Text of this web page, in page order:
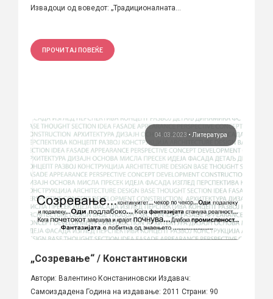
Извадоци од воведот: „Традиционалната...
ПРОЧИТАЈ ПОВЕЌЕ
04.03.2023 • Литература
„Созревање“ / Константиновски
Автори: Валентино Констаниновски Издавач:
Самоиздадена Година на издавање: 2011 Страни: 90